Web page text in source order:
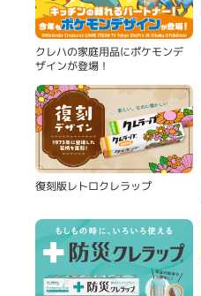
クレハの家庭用品にポケモンデ
ザインが登場！
復刻版レトロクレラップ